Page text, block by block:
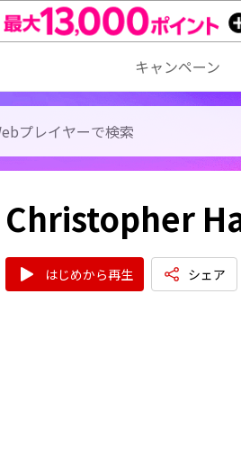
キャンペーン
Christopher
はじめから再生 シェア